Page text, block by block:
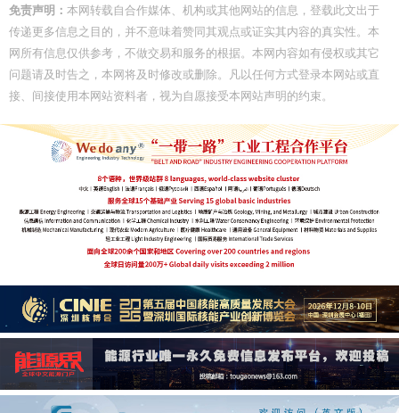
免责声明： 本网转载自合作媒体、机构或其他网站的信息，登载此文出于
传递更多信息之目的，并不意味着赞同其观点或证实其内容的真实性。本
网所有信息仅供参考，不做交易和服务的根据。本网内容如有侵权或其它
问题请及时告之，本网将及时修改或删除。凡以任何方式登录本网站或直
接、间接使用本网站资料者，视为自愿接受本网站声明的约束。